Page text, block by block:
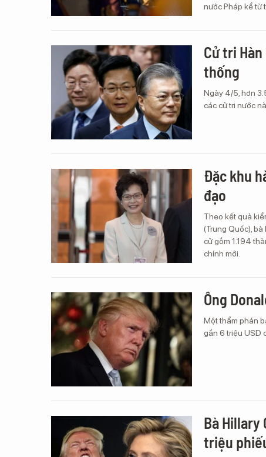
nước Pháp kể từ
Cử tri
thống
Ngày 4/5, hơn
các cử tri nước
Đặc khu
đạo
Theo kết quả
(Trung Quốc),
cử gồm 1.194
chính mới.
Ông
Một thẩm phán
gần 6 triệu USD
Bà Hillary
triệu